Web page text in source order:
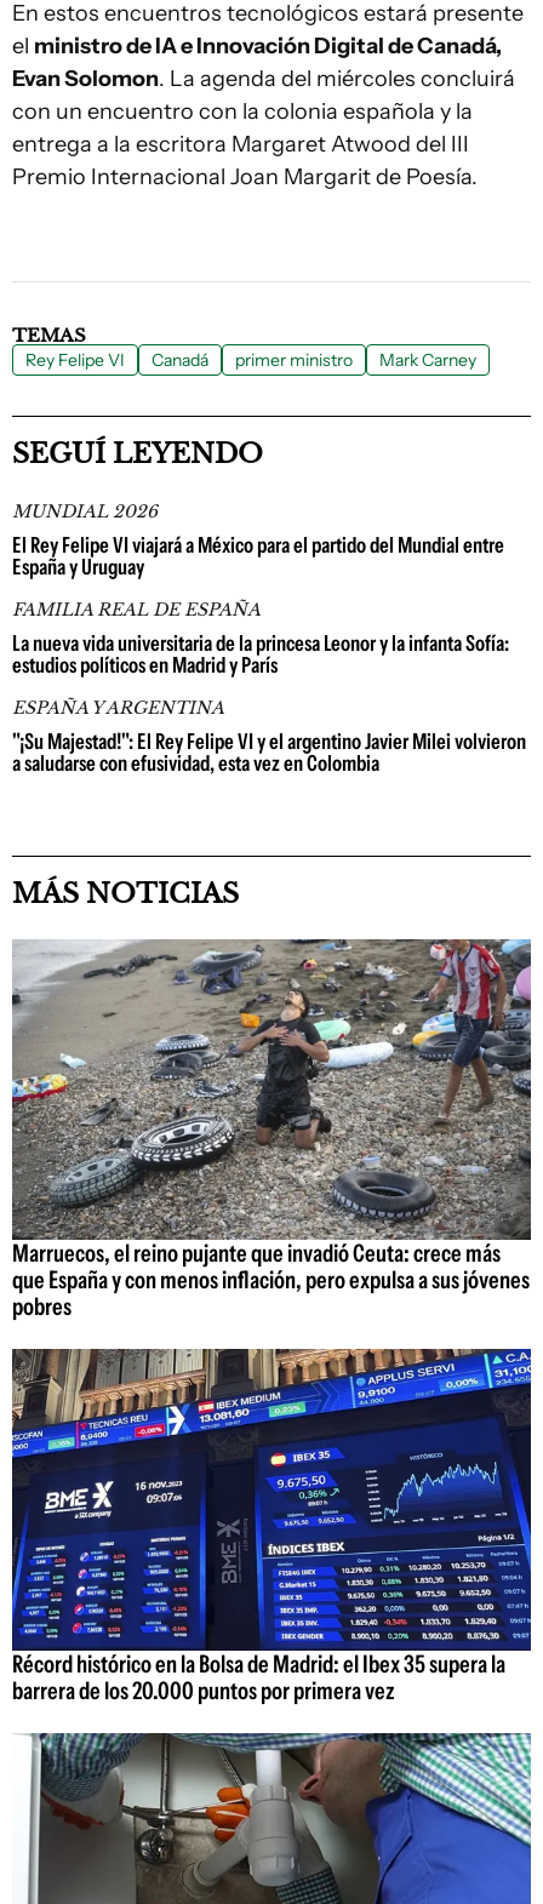
En estos encuentros tecnológicos estará presente
el ministro de IA e Innovación Digital de Canadá,
Evan Solomon. La agenda del miércoles concluirá
con un encuentro con la colonia española y la
entrega a la escritora Margaret Atwood del III
Premio Internacional Joan Margarit de Poesía.
TEMAS
Rey Felipe VI Canadá primer ministro Mark Carney
SEGUÍ LEYENDO
MUNDIAL 2026
El Rey Felipe VI viajará a México para el partido del Mundial entre
España y Uruguay
FAMILIA REAL DE ESPAÑA
La nueva vida universitaria de la princesa Leonor y la infanta Sofía:
estudios políticos en Madrid y París
ESPAÑA Y ARGENTINA
"¡Su Majestad!": El Rey Felipe VI y el argentino Javier Milei volvieron
a saludarse con efusividad, esta vez en Colombia
MÁS NOTICIAS
Marruecos, el reino pujante que invadió Ceuta: crece más
que España y con menos inflación, pero expulsa a sus jóvenes
pobres
Récord histórico en la Bolsa de Madrid: el Ibex 35 supera la
barrera de los 20.000 puntos por primera vez